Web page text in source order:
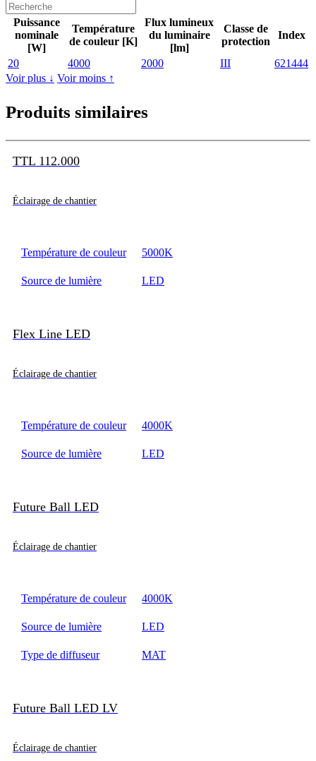
Puissance
nominale
[W]
Température
de couleur [K]
Flux lumineux
du luminaire
[lm]
Classe de
protection
Index
20 4000 2000 III
621444
Voir plus ↓ Voir moins ↑
Produits similaires
TTL 112.000
Éclairage de chantier
Température de couleur 5000K
Source de lumière LED
Flex Line LED
Éclairage de chantier
Température de couleur 4000K
Source de lumière LED
Future Ball LED
Éclairage de chantier
Température de couleur 4000K
Source de lumière LED
Type de diffuseur MAT
Future Ball LED LV
Éclairage de chantier